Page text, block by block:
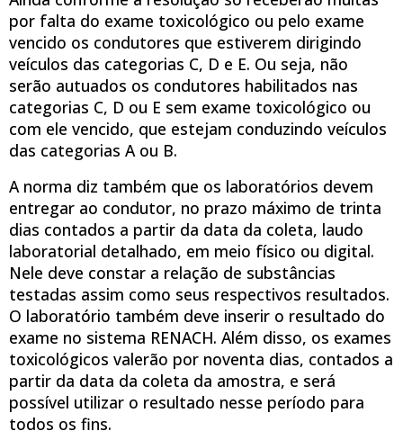
por falta do exame toxicológico ou pelo exame
vencido os condutores que estiverem dirigindo
veículos das categorias C, D e E. Ou seja, não
serão autuados os condutores habilitados nas
categorias C, D ou E sem exame toxicológico ou
com ele vencido, que estejam conduzindo veículos
das categorias A ou B.
A norma diz também que os laboratórios devem
entregar ao condutor, no prazo máximo de trinta
dias contados a partir da data da coleta, laudo
laboratorial detalhado, em meio físico ou digital.
Nele deve constar a relação de substâncias
testadas assim como seus respectivos resultados.
O laboratório também deve inserir o resultado do
exame no sistema RENACH. Além disso, os exames
toxicológicos valerão por noventa dias, contados a
partir da data da coleta da amostra, e será
possível utilizar o resultado nesse período para
todos os fins.